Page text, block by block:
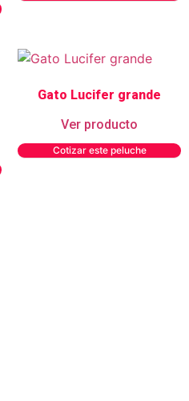
Gato Lucifer grande
Ver producto
Cotizar este peluche